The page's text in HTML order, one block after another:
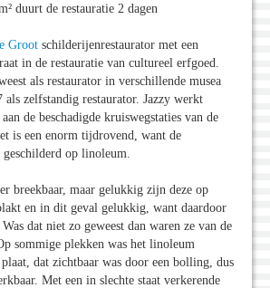
duurt de restauratie 2 dagen
Groot schilderijenrestaurator met een
in de restauratie van cultureel erfgoed.
als restaurator in verschillende musea
als zelfstandig restaurator. Jazzy werkt
de beschadigde kruiswegstaties van de
is een enorm tijdrovend, want de
op linoleum.
breekbaar, maar gelukkig zijn deze op
en in dit geval gelukkig, want daardoor
dat niet zo geweest dan waren ze van de
sommige plekken was het linoleum
dat zichtbaar was door een bolling, dus
Met een in slechte staat verkerende